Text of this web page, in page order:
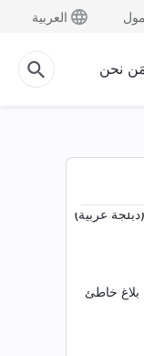
العربية
نحن
التقنُّع
عربية)
بلاغ خاطئ